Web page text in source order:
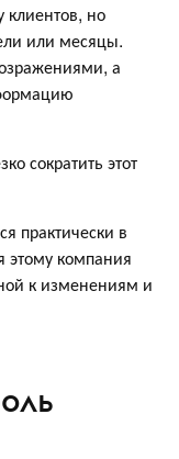
но
или месяцы.
а
сократить этот
практически в
этому компания
к изменениям и